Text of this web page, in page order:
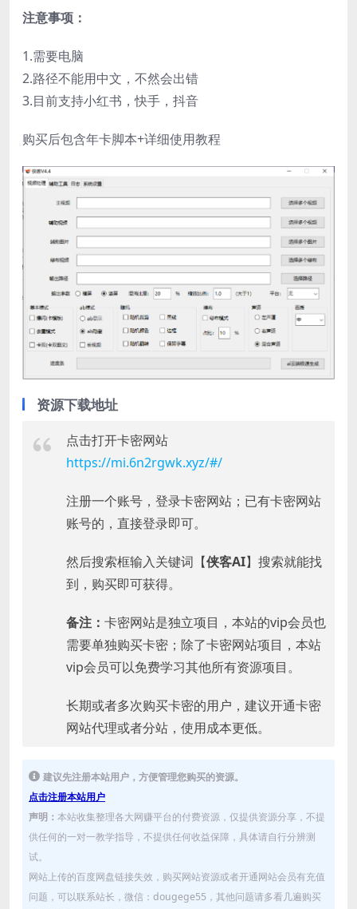
注意事项：
1.需要电脑
2.路径不能用中文，不然会出错
3.目前支持小红书，快手，抖音
购买后包含年卡脚本+详细使用教程
资源下载地址
点击打开卡密网站
https://mi.6n2rgwk.xyz/#/
注册一个账号，登录卡密网站；已有卡密网站
账号的，直接登录即可。
然后搜索框输入关键词【侠客AI】搜索就能找
到，购买即可获得。
备注： 卡密网站是独立项目，本站的vip会员也
需要单独购买卡密；除了卡密网站项目，本站
vip会员可以免费学习其他所有资源项目。
长期或者多次购买卡密的用户，建议开通卡密
网站代理或者分站，使用成本更低。
建议先注册本站用户，方便管理您购买的资源。
点击注册本站用户
声明： 本站收集整理各大网赚平台的付费资源，仅提供资源分享，不提
供任何的一对一教学指导，不提供任何收益保障，具体请自行分辨测
试。
网站上传的百度网盘链接失效，购买网站资源或者开通网站会员有充值
问题，可以联系站长，微信：dougege55，其他问题请多看几遍购买